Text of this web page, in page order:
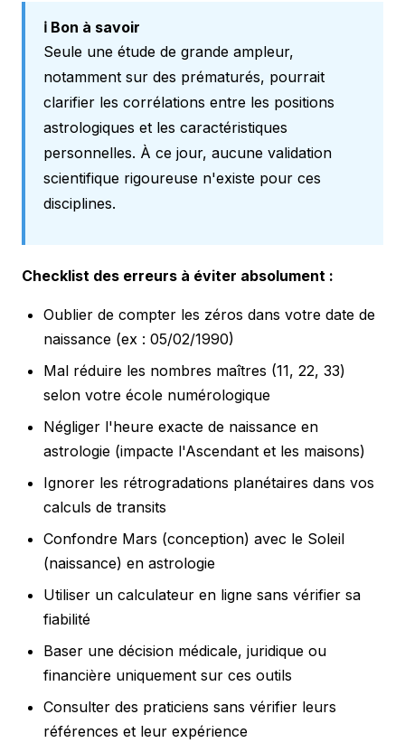
ℹ️ Bon à savoir
Seule une étude de grande ampleur,
notamment sur des prématurés, pourrait
clarifier les corrélations entre les positions
astrologiques et les caractéristiques
personnelles. À ce jour, aucune validation
scientifique rigoureuse n'existe pour ces
disciplines.
Checklist des erreurs à éviter absolument :
Oublier de compter les zéros dans votre date de
naissance (ex : 05/02/1990)
Mal réduire les nombres maîtres (11, 22, 33)
selon votre école numérologique
Négliger l'heure exacte de naissance en
astrologie (impacte l'Ascendant et les maisons)
Ignorer les rétrogradations planétaires dans vos
calculs de transits
Confondre Mars (conception) avec le Soleil
(naissance) en astrologie
Utiliser un calculateur en ligne sans vérifier sa
fiabilité
Baser une décision médicale, juridique ou
financière uniquement sur ces outils
Consulter des praticiens sans vérifier leurs
références et leur expérience